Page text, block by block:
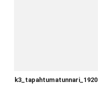
k3_tapahtumatunnari_1920